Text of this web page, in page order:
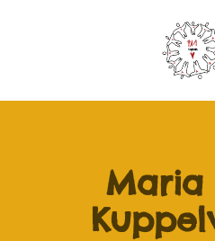
Pa1 - Together for Africa
Maria